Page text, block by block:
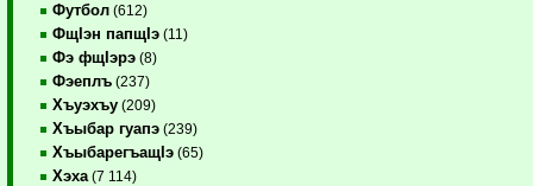
Футбол (612)
ФщIэн папщIэ (11)
Фэ фщIэрэ (8)
Фэеплъ (237)
Хъуэхъу (209)
Хъыбар гуапэ (239)
ХъыбарегъащIэ (65)
Хэха (7 114)